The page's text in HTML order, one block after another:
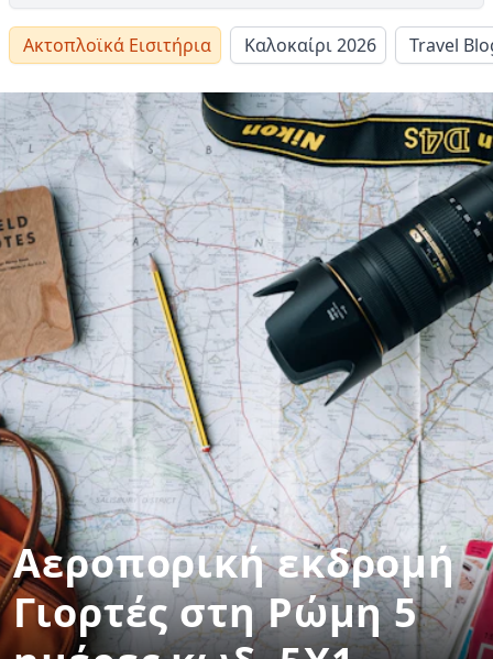
Ακτοπλοϊκά Εισιτήρια Καλοκαίρι 2026 Travel
Αεροπορική εκδρομή
Γιορτές στη Ρώμη 5